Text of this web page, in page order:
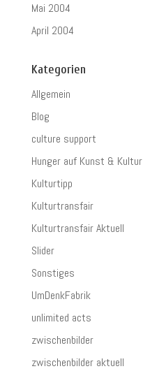
Mai 2004
April 2004
Kategorien
Allgemein
Blog
culture support
Hunger auf Kunst & Kultur
Kulturtipp
Kulturtransfair
Kulturtransfair Aktuell
Slider
Sonstiges
UmDenkFabrik
unlimited acts
zwischenbilder
zwischenbilder aktuell